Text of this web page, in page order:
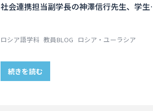
社会連携担当副学長の神澤信行先生、学
ロシア語学科 教員BLOG ロシア・ユーラシア
続きを読む